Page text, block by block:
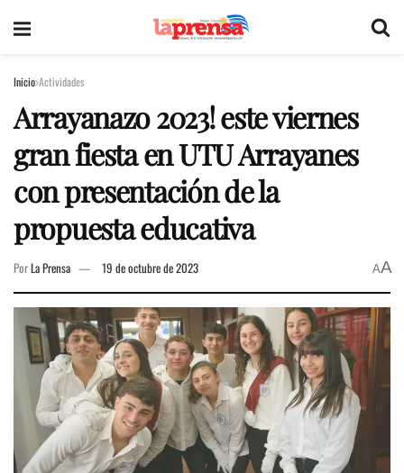
Inicio Actividades
Arrayanazo 2023! este viernes
gran fiesta en UTU Arrayanes
con presentación de la
propuesta educativa
PorLa Prensa 19 de octubre de 2023 AA